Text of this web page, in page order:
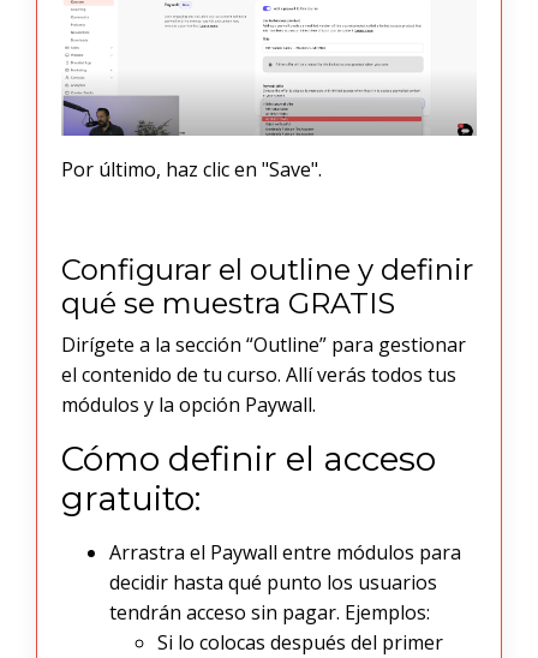
Por último, haz clic en "Save".
Configurar el outline y definir
qué se muestra GRATIS
Dirígete a la sección “Outline” para gestionar
el contenido de tu curso. Allí verás todos tus
módulos y la opción Paywall.
Cómo definir el acceso
gratuito:
Arrastra el Paywall entre módulos para
decidir hasta qué punto los usuarios
tendrán acceso sin pagar. Ejemplos:
Si lo colocas después del primer